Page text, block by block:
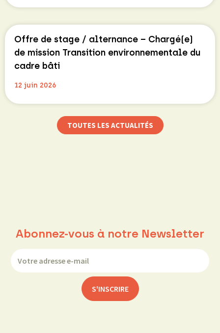
Offre de stage / alternance – Chargé(e)
de mission Transition environnementale du
cadre bâti
12 juin 2026
TOUTES LES ACTUALITÉS
Abonnez-vous à notre Newsletter